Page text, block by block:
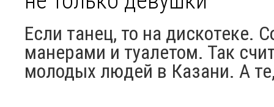
Если танец, то на
манерами и туалетом. Так
молодых людей в Казани. А